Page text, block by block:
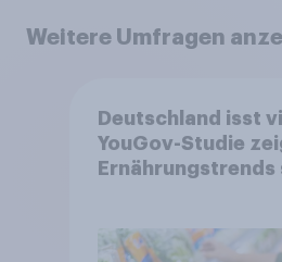
Weitere Umfragen
Deutschland isst
YouGov-Studie